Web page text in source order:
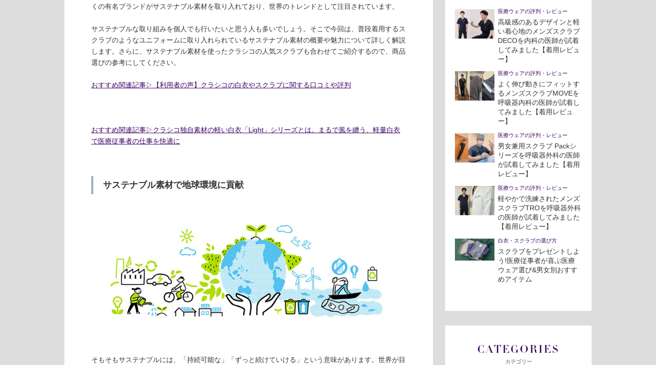
くの有名ブランドがサステナブル素材を取り入れており、世界のトレンドとして注目されています。
サステナブルな取り組みを個人でも行いたいと思う人も多いでしょう。そこで今回は、普段着用するス
クラブのようなユニフォームに取り入れられているサステナブル素材の概要や魅力について詳しく解説
します。さらに、サステナブル素材を使ったクラシコの人気スクラブも合わせてご紹介するので、商品
選びの参考にしてください。
おすすめ関連記事▷【利用者の声】クラシコの白衣やスクラブに関する口コミや評判
おすすめ関連記事▷クラシコ独自素材の軽い白衣「Light」シリーズとは。まるで風を纏う、軽量白衣
で医療従事者の仕事を快適に
サステナブル素材で地球環境に貢献
そもそもサステナブルには、「持続可能な」「ずっと続けていける」という意味があります。世界が目
医療ウェアの評判・レビュー
高級感のあるデザインと軽
い着心地のメンズスクラブ
DECOを内科の医師が試着
してみました【着用レビュ
ー】
医療ウェアの評判・レビュー
よく伸び動きにフィットす
るメンズスクラブMOVEを
呼吸器内科の医師が試着し
てみました【着用レビュ
ー】
医療ウェアの評判・レビュー
男女兼用スクラブ Packシ
リーズを呼吸器外科の医師
が試着してみました【着用
レビュー】
医療ウェアの評判・レビュー
軽やかで洗練されたメンズ
スクラブTROを呼吸器外科
の医師が試着してみました
【着用レビュー】
白衣・スクラブの選び方
スクラブをプレゼントしよ
う!医療従事者が喜ぶ医療
ウェア選び&男女別おすす
めアイテム
CATEGORIES
カテゴリー